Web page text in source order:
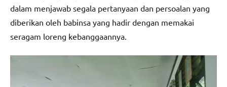
dalam menjawab segala pertanyaan dan persoalan yang
diberikan oleh babinsa yang hadir dengan memakai
seragam loreng kebanggaannya.